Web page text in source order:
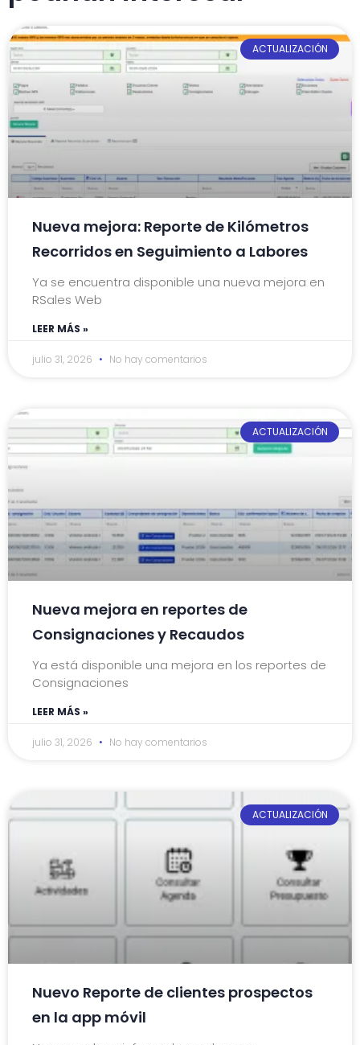
ACTUALIZACIÓN
Nueva mejora: Reporte de Kilómetros
Recorridos en Seguimiento a Labores
Ya se encuentra disponible una nueva mejora en
RSales Web
LEER MÁS »
julio 31, 2026 No hay comentarios
ACTUALIZACIÓN
Nueva mejora en reportes de
Consignaciones y Recaudos
Ya está disponible una mejora en los reportes de
Consignaciones
LEER MÁS »
julio 31, 2026 No hay comentarios
ACTUALIZACIÓN
Nuevo Reporte de clientes prospectos
en la app móvil